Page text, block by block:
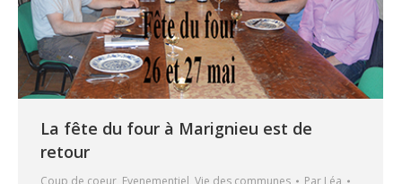
La fête du four à Marignieu est de
retour